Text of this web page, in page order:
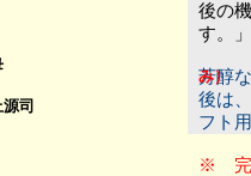
司
後の
す。」
芳醇
後は
フト
※ 完
み）